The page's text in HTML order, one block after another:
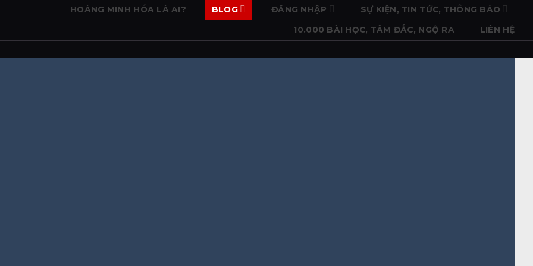
HOÀNG MINH HÓA LÀ AI? BLOG ĐĂNG NHẬP SỰ KIỆN, TIN TỨC, THÔNG BÁO
10.000 BÀI HỌC, TÂM ĐẮC, NGỘ RA LIÊN HỆ